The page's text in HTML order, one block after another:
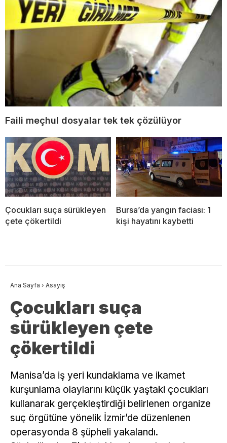
Faili meçhul dosyalar tek tek çözülüyor
Çocukları suça sürükleyen
çete çökertildi
Bursa’da yangın faciası: 1
kişi hayatını kaybetti
Ana Sayfa › Asayiş
Çocukları suça
sürükleyen çete
çökertildi
Manisa’da iş yeri kundaklama ve ikamet
kurşunlama olaylarını küçük yaştaki çocukları
kullanarak gerçekleştirdiği belirlenen organize
suç örgütüne yönelik İzmir’de düzenlenen
operasyonda 8 şüpheli yakalandı.